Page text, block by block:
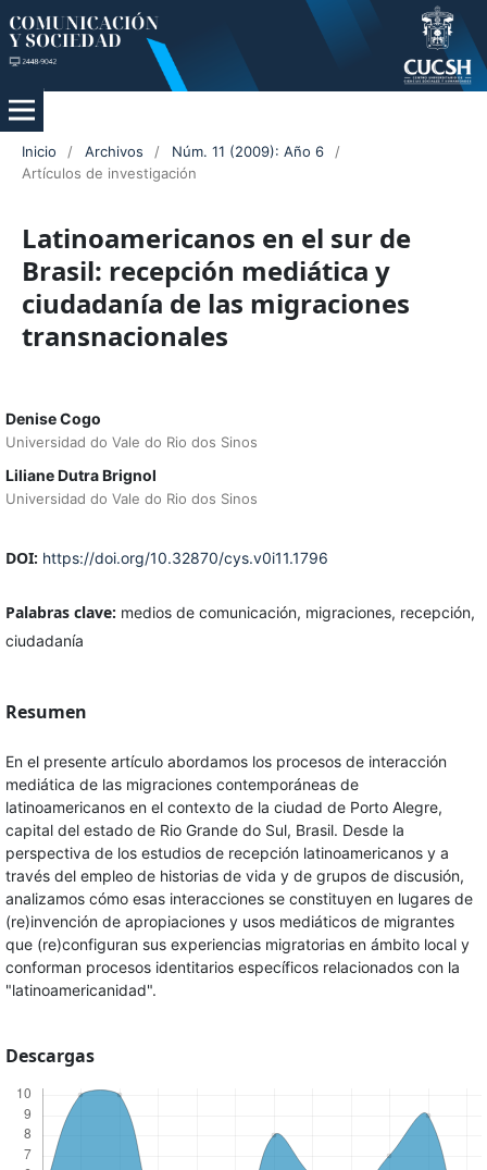
Inicio / Archivos / Núm. 11 (2009): Año 6
/
Artículos de investigación
Latinoamericanos en el sur de
Brasil: recepción mediática y
ciudadanía de las migraciones
transnacionales
Denise Cogo
Universidad do Vale do Rio dos Sinos
Liliane Dutra Brignol
Universidad do Vale do Rio dos Sinos
DOI: https://doi.org/10.32870/cys.v0i11.1796
Palabras clave: medios de comunicación, migraciones, recepción,
ciudadanía
Resumen
En el presente artículo abordamos los procesos de interacción
mediática de las migraciones contemporáneas de
latinoamericanos en el contexto de la ciudad de Porto Alegre,
capital del estado de Rio Grande do Sul, Brasil. Desde la
perspectiva de los estudios de recepción latinoamericanos y a
través del empleo de historias de vida y de grupos de discusión,
analizamos cómo esas interacciones se constituyen en lugares de
(re)invención de apropiaciones y usos mediáticos de migrantes
que (re)configuran sus experiencias migratorias en ámbito local y
conforman procesos identitarios específicos relacionados con la
"latinoamericanidad".
Descargas